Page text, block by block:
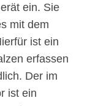
ein. Sie
mit dem
ist ein
erfassen
Der im
ist ein